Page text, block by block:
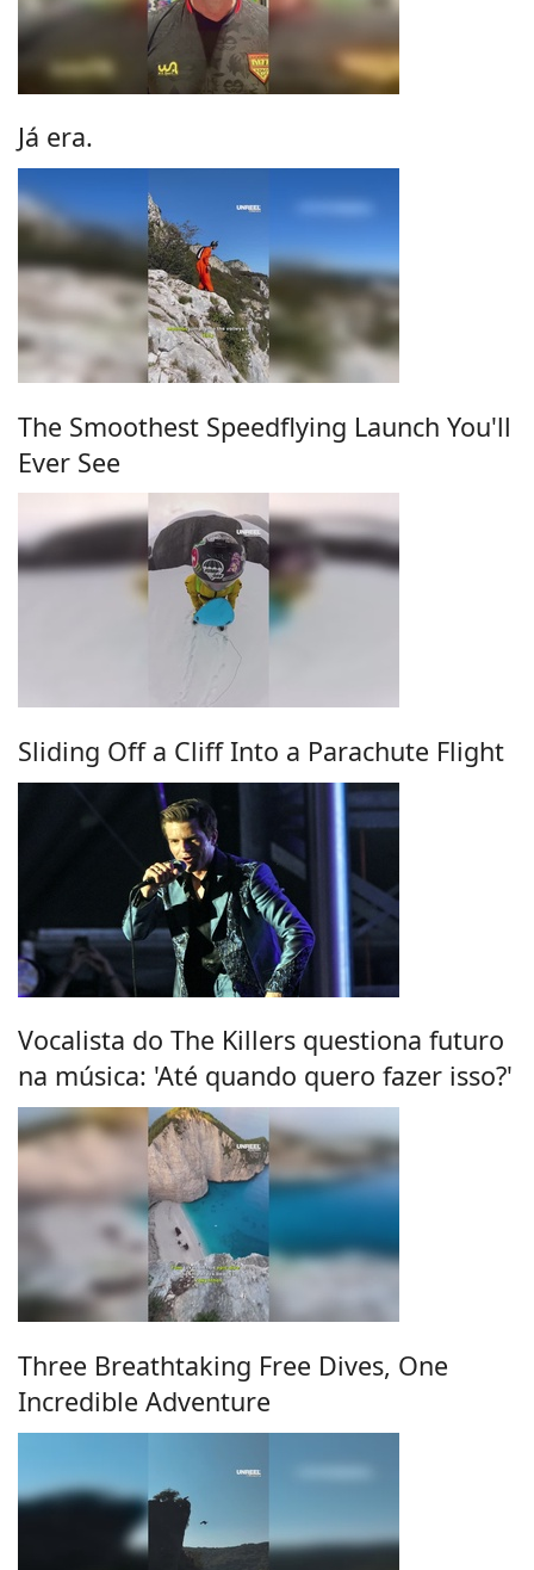
Já era.
The Smoothest Speedflying Launch You'll
Ever See
Sliding Off a Cliff Into a Parachute Flight
Vocalista do The Killers questiona futuro
na música: 'Até quando quero fazer isso?'
Three Breathtaking Free Dives, One
Incredible Adventure